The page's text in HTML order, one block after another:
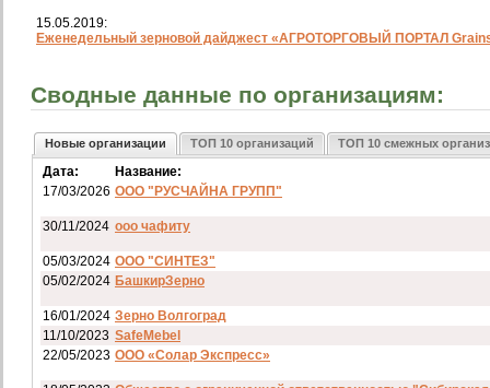
15.05.2019:
Еженедельный зерновой дайджест «АГРОТОРГОВЫЙ ПОРТАЛ
Сводные данные по организациям:
Новые организации ТОП 10 организаций ТОП 10 смежных
Дата:
Название:
17/03/2026 ООО "РУСЧАЙНА ГРУПП"
30/11/2024 ооо чафиту
05/03/2024 ООО "СИНТЕЗ"
05/02/2024 БашкирЗерно
16/01/2024 Зерно Волгоград
11/10/2023 SafeMebel
22/05/2023 ООО «Солар Экспресс»